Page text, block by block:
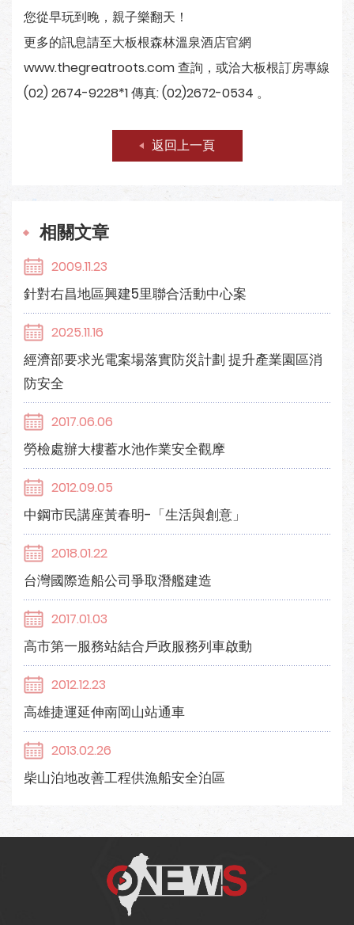
您從早玩到晚，親子樂翻天！
更多的訊息請至大板根森林溫泉酒店官網
www.thegreatroots.com 查詢，或洽大板根訂房專線
(02) 2674-9228*1 傳真: (02)2672-0534 。
返回上一頁
相關文章
2009.11.23
針對右昌地區興建5里聯合活動中心案
2025.11.16
經濟部要求光電案場落實防災計劃 提升產業園區消
防安全
2017.06.06
勞檢處辦大樓蓄水池作業安全觀摩
2012.09.05
中鋼市民講座黃春明-「生活與創意」
2018.01.22
台灣國際造船公司爭取潛艦建造
2017.01.03
高市第一服務站結合戶政服務列車啟動
2012.12.23
高雄捷運延伸南岡山站通車
2013.02.26
柴山泊地改善工程供漁船安全泊區